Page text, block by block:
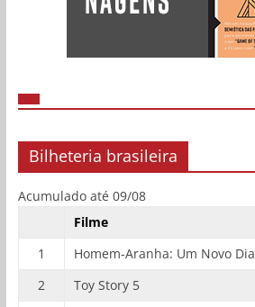
Bilheteria brasileira
Acumulado até 09/08
Filme
1
Homem-Aranha: Um Novo Dia
2
Toy Story 5